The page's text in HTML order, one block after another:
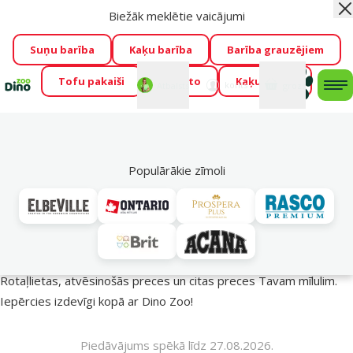
Visu mēnesi Dino Zoo piedāvā lieliskas cenas mīluļu TOP
barībām! 🍖→Skatīt piedāvājumu!
Fotokonkurss “GADA ŪSAIŅI”!
Varbūt tieši Tavs mīlulis
būs 2027. gada zvaigzne
→Piedalīties
Mans
konts
Biežāk meklētie vaicājumi
Suņu barība Kaķu barība Barība grauzējiem
Tofu pakaiši Foresto Kaķu mājas
Populārākie zīmoli
Vasara turpinās – atlaides katrai gaumei!
Rotaļlietas, atvēsinošās preces un citas preces Tavam mīlulim.
Iepērcies izdevīgi kopā ar Dino Zoo!
Piedāvājums spēkā līdz 27.08.2026.